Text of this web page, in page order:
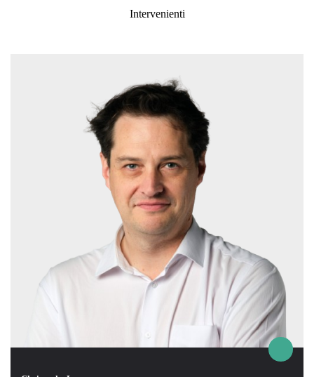
Intervenienti